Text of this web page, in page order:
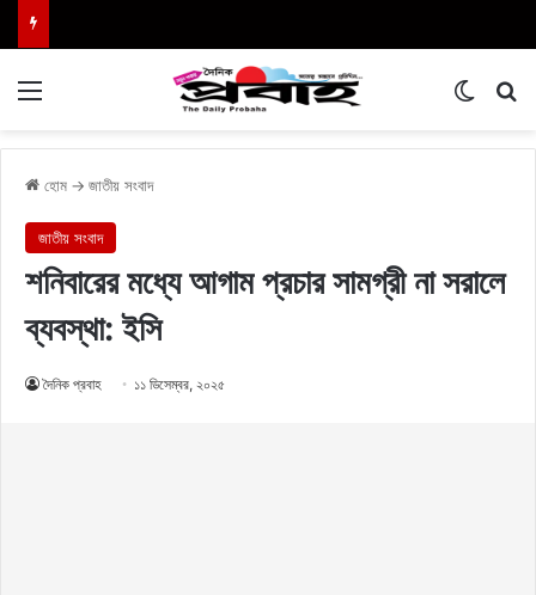
হোম → জাতীয় সংবাদ
জাতীয় সংবাদ
শনিবারের মধ্যে আগাম প্রচার সামগ্রী না সরালে
ব্যবস্থা: ইসি
দৈনিক প্রবাহ ১১ ডিসেম্বর, ২০২৫